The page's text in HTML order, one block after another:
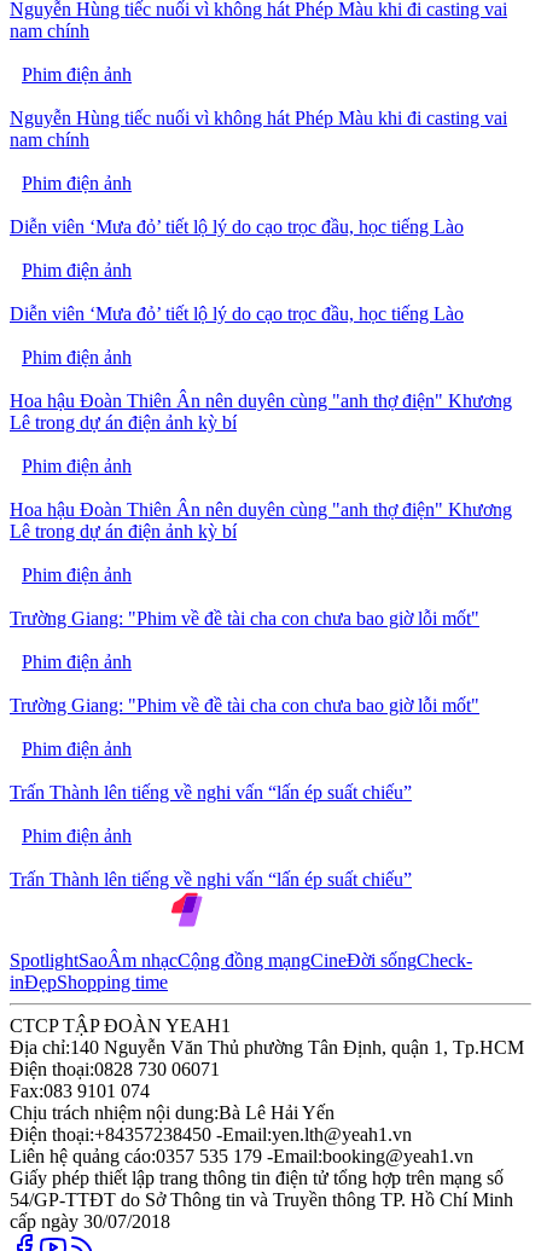
Nguyễn Hùng tiếc nuối vì không hát Phép Màu khi đi casting vai
nam chính
Phim điện ảnh
Nguyễn Hùng tiếc nuối vì không hát Phép Màu khi đi casting vai
nam chính
Phim điện ảnh
Diễn viên ‘Mưa đỏ’ tiết lộ lý do cạo trọc đầu, học tiếng Lào
Phim điện ảnh
Diễn viên ‘Mưa đỏ’ tiết lộ lý do cạo trọc đầu, học tiếng Lào
Phim điện ảnh
Hoa hậu Đoàn Thiên Ân nên duyên cùng "anh thợ điện" Khương
Lê trong dự án điện ảnh kỳ bí
Phim điện ảnh
Hoa hậu Đoàn Thiên Ân nên duyên cùng "anh thợ điện" Khương
Lê trong dự án điện ảnh kỳ bí
Phim điện ảnh
Trường Giang: "Phim về đề tài cha con chưa bao giờ lỗi mốt"
Phim điện ảnh
Trường Giang: "Phim về đề tài cha con chưa bao giờ lỗi mốt"
Phim điện ảnh
Trấn Thành lên tiếng về nghi vấn “lấn ép suất chiếu”
Phim điện ảnh
Trấn Thành lên tiếng về nghi vấn “lấn ép suất chiếu”
SpotlightSaoÂm nhạcCộng đồng mạngCineĐời sốngCheck-
inĐẹpShopping time
CTCP TẬP ĐOÀN YEAH1
Địa chỉ:140 Nguyễn Văn Thủ phường Tân Định, quận 1, Tp.HCM
Điện thoại:0828 730 06071
Fax:083 9101 074
Chịu trách nhiệm nội dung:Bà Lê Hải Yến
Điện thoại:+84357238450 -Email:yen.lth@yeah1.vn
Liên hệ quảng cáo:0357 535 179 -Email:booking@yeah1.vn
Giấy phép thiết lập trang thông tin điện tử tổng hợp trên mạng số
54/GP-TTĐT do Sở Thông tin và Truyền thông TP. Hồ Chí Minh
cấp ngày 30/07/2018